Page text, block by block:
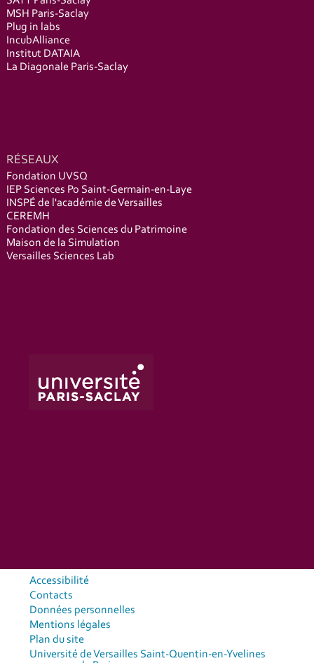
MSH Paris-Saclay
Plug in labs
IncubAlliance
Institut DATAIA
La Diagonale Paris-Saclay
RÉSEAUX
Fondation UVSQ
IEP Sciences Po Saint-Germain-en-Laye
INSPÉ de l'académie de Versailles
CEREMH
Fondation des Sciences du Patrimoine
Maison de la Simulation
Versailles Sciences Lab
Accessibilité
Contacts
Données personnelles
Mentions légales
Plan du site
Université de Versailles Saint-Quentin-en-Yvelines